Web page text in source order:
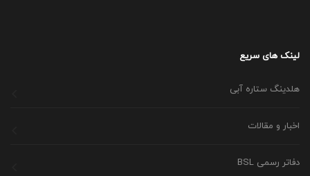
لینک های سریع
هلدینگ ستاره آبی
اخبار و مقالات
دفاتر رسمی BSL